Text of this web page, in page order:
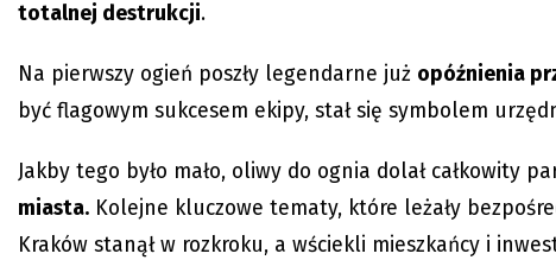
totalnej destrukcji.
Na pierwszy ogień poszły legendarne już opóźnienia
być flagowym sukcesem ekipy, stał się symbolem
Jakby tego było mało, oliwy do ognia dolał całkowity
miasta. Kolejne kluczowe tematy, które leżały
Kraków stanął w rozkroku, a wściekli mieszkańcy i